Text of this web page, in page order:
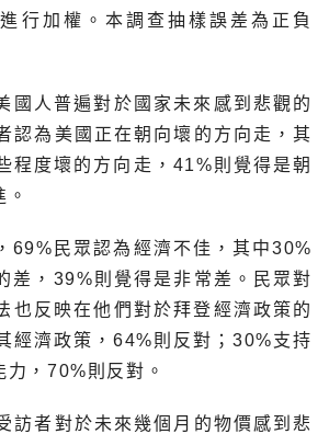
行加權。本調查抽樣誤差為正負
國人普遍對於國家未來感到悲觀的
認為美國正在朝向壞的方向走，其
程度壞的方向走，41%則覺得是朝
69%民眾認為經濟不佳，其中30%
差，39%則覺得是非常差。民眾對
也反映在他們對於拜登經濟政策的
經濟政策，64%則反對；30%支持
，70%則反對。
訪者對於未來幾個月的物價感到悲